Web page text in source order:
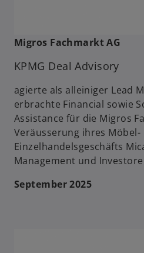
Migros Fachmarkt AG
KPMG Deal Advisory
agierte als alleiniger Lead
erbrachte Financial sowie
Assistance für die Migros
Veräusserung ihres Möbel-
Einzelhandelsgeschäfts
Management und
September 2025